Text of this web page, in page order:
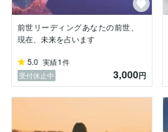
前世リーディングあなたの前世、
現在、未来を占います
5.0 実績1 件
受付休止中
3,000円